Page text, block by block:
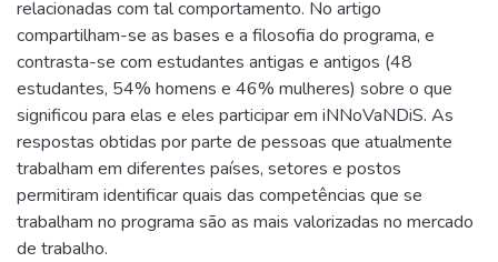
relacionadas com tal comportamento. No artigo
compartilham-se as bases e a filosofia do programa, e
contrasta-se com estudantes antigas e antigos (48
estudantes, 54% homens e 46% mulheres) sobre o que
significou para elas e eles participar em iNNoVaNDiS. As
respostas obtidas por parte de pessoas que atualmente
trabalham em diferentes países, setores e postos
permitiram identificar quais das competências que se
trabalham no programa são as mais valorizadas no mercado
de trabalho.